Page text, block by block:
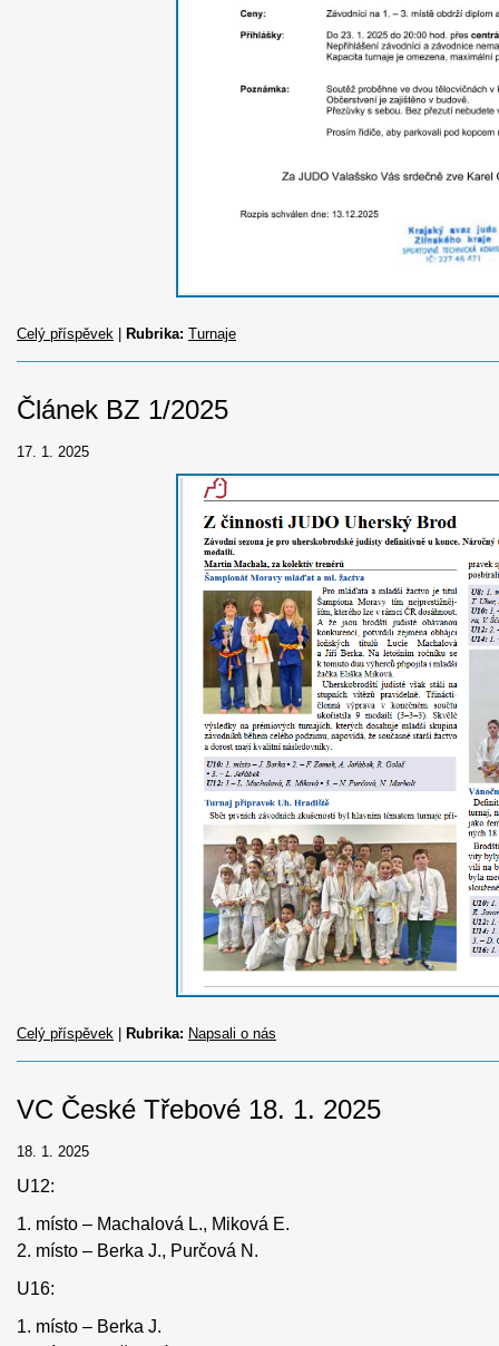
Celý příspěvek | Rubrika: Turnaje
Článek BZ 1/2025
17. 1. 2025
Celý příspěvek Rubrika: Napsali o nás
VC České Třebové 18. 1. 2025
18. 1. 2025
U12:
1. místo – Machalová L., Miková E.
2. místo – Berka J., Purčová N.
U16:
1. místo – Berka J.